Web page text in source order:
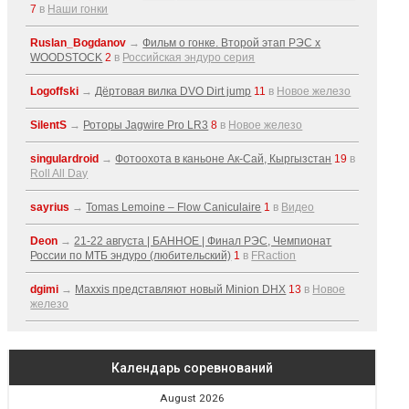
7 в Наши гонки
Ruslan_Bogdanov →Фильм о гонке. Второй этап РЭС x
WOODSTOCK 2 в Российская эндуро серия
Logoffski →Дёртовая вилка DVO Dirt jump 11 в Новое железо
SilentS → Роторы Jagwire Pro LR3 8 в Новое железо
singulardroid →Фотоохота в каньоне Ак-Cай, Кыргызстан 19 в
Roll All Day
sayrius →Tomas Lemoine – Flow Caniculaire 1 в Видео
Deon →21-22 августа | БАННОЕ | Финал РЭС, Чемпионат
России по МТБ эндуро (любительский) 1 в FRaction
dgimi → Maxxis представляют новый Minion DHX 13 в Новое
железо